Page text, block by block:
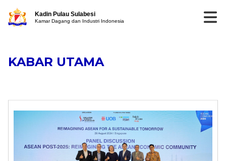
Kadin Pulau Sulabesi
Kamar Dagang dan Industri Indonesia
KABAR UTAMA